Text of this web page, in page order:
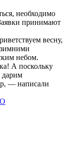
необходимо
принимают
весну,
небом.
А поскольку
— написали